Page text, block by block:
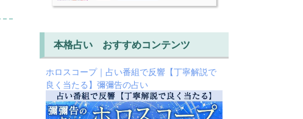
本格占い おすすめコンテンツ
ホロスコープ｜占い番組で反響【丁寧解説で
良く当たる】彌彌告の占い